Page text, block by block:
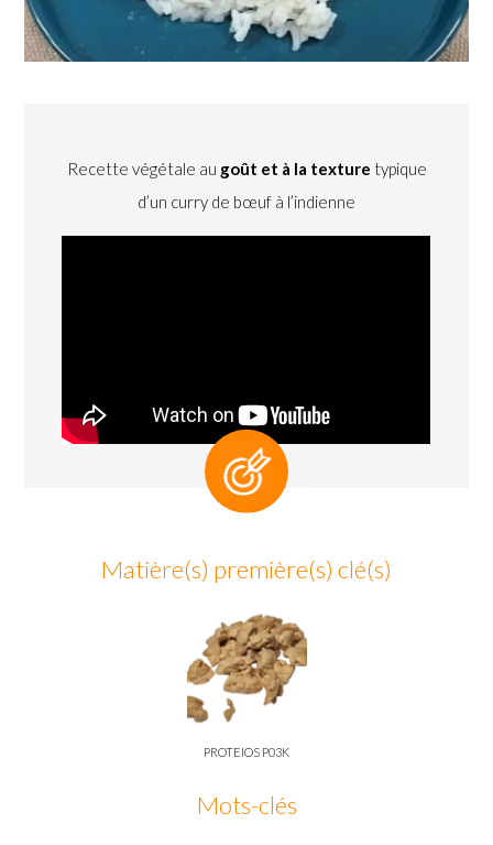
Recette végétale au goût et à la texture typique
d’un curry de bœuf à l’indienne
Matière(s) première(s) clé(s)
PROTEIOS P03K
Mots-clés